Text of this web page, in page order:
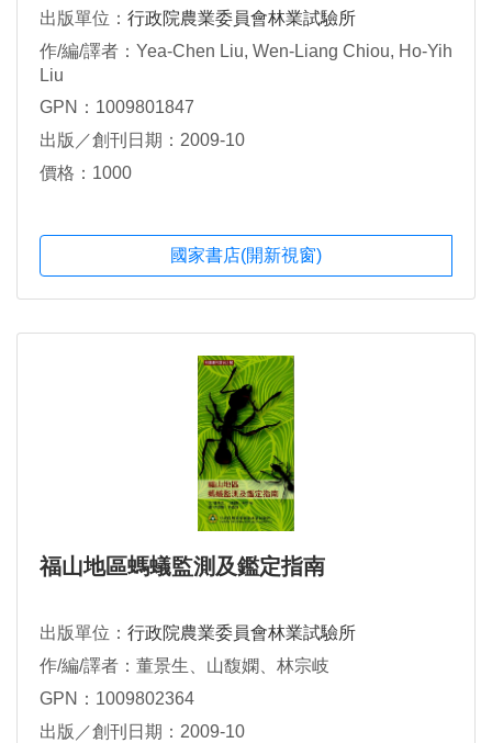
出版單位： 行政院農業委員會林業試驗所
作/編/譯者：Yea-Chen Liu, Wen-Liang Chiou, Ho-Yih
Liu
GPN：1009801847
出版／創刊日期：2009-10
價格：1000
國家書店(開新視窗)
福山地區螞蟻監測及鑑定指南
出版單位： 行政院農業委員會林業試驗所
作/編/譯者：董景生、山馥嫻、林宗岐
GPN：1009802364
出版／創刊日期：2009-10